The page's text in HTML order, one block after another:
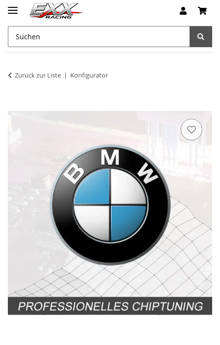
Zurück zur Liste Konfigurator